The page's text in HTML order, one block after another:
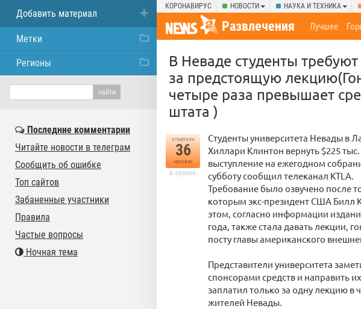
КОРОНАВИРУС НОВОСТИ НАУКА И ТЕХНИКА
Развлечения Лучшее
В Неваде студенты
за предстоящую
четыре раза превышает
штата )
отметили
36
человек
в архиве
Студенты университета Невады в
Хиллари Клинтон вернуть $225
выступление на ежегодном
субботу сообщил телеканал KTLA.
Требование было озвучено после
которым экс-президент США Билл
этом, согласно информации
года, также стала давать лекции,
посту главы американского
Представители университета
спонсорами средств и направить
заплатил только за одну лекцию в
жителей Невады.
Добавить материал
Метки
Регионы
Последние комментарии
Читайте новости в телеграм
Сообщить об ошибке
Топ сайтов
Забаненные участники
Правила
Частые вопросы
Ночная тема